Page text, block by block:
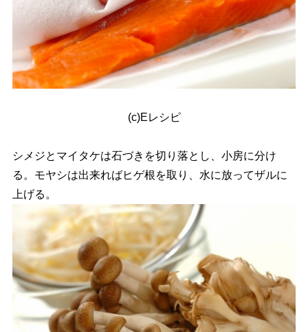
(c)Eレシピ
シメジとマイタケは石づきを切り落とし、小房に分け
る。モヤシは出来ればヒゲ根を取り、水に放ってザルに
上げる。